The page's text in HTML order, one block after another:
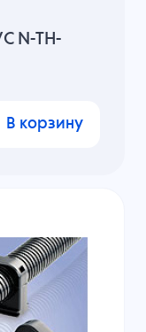
N-TH-
В корзину